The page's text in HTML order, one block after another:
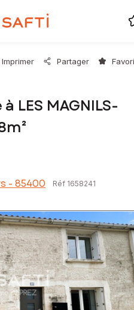
Imprimer Partager
LES MAGNILS-
- 85400 Réf 1658241